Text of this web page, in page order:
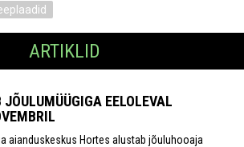
ARTIKLID
EELOLEVAL
aianduskeskus Hortes alustab jõuluhooaja